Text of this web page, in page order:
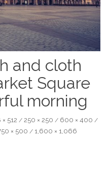
and cloth
Square
morning
512 / 250 × 250 / 600 × 400 /
× 500 / 1,600 × 1,066